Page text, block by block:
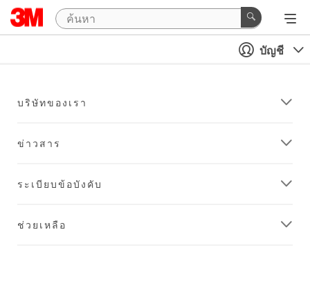
บัญชี
บริษัทของเรา
ข่าวสาร
ระเบียบข้อบังคับ
ช่วยเหลือ